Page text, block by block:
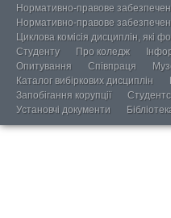
Нормативно-правове
Нормативно-правове
Циклова комісія дисциплін, які
Студенту
Про коледж
Опитування
Співпраця
Каталог вибіркових дисциплін
Запобігання корупції
Установчі документи